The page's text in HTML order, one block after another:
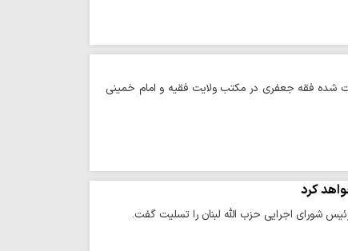
فقه جعفری در مکتب ولایت فقیه و امام خمینی
کرد
شورای اجرایی حزب الله لبنان را تسلیت گفت.